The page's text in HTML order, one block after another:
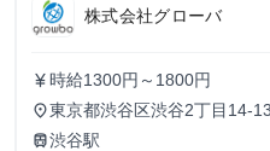
株式会社グローバ
currency_yen 時給1300円～1800円
place東京都渋谷区渋谷2丁目14-
train渋谷駅